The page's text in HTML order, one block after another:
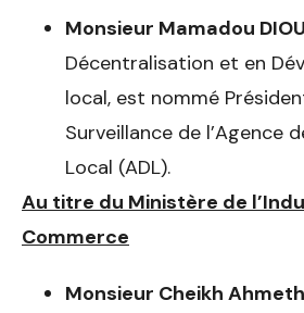
Monsieur Mamadou
Décentralisation et en
local, est nommé
Surveillance de l’Agence
Local (ADL).
Au titre du Ministère de
Commerce
Monsieur Cheikh